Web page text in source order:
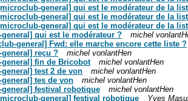
general] qui est le modérateur de la
general] qui est le modérateur de la
general] qui est le modérateur de la
qui est le modérateur ?
michel
general] Fwd: elle marche encore cette liste ?
reçu ?
michel vonlantHen
fin de Bricobot
michel vonlantHen
test 2 de von
michel vonlantHen
tes de von
michel vonlantHen
festival robotique
michel vonlantHen
general] festival robotique
Yves